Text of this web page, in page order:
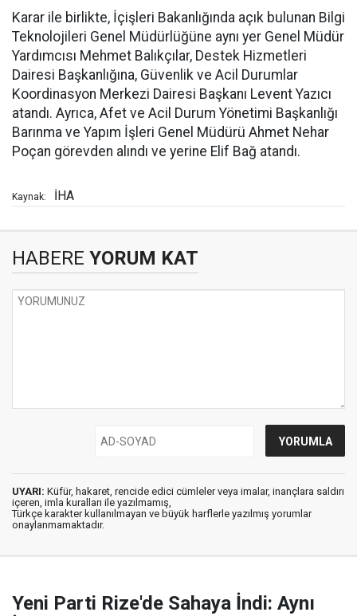
Karar ile birlikte, İçişleri Bakanlığında açık bulunan Bilgi
Teknolojileri Genel Müdürlüğüne aynı yer Genel Müdür
Yardımcısı Mehmet Balıkçılar, Destek Hizmetleri
Dairesi Başkanlığına, Güvenlik ve Acil Durumlar
Koordinasyon Merkezi Dairesi Başkanı Levent Yazıcı
atandı. Ayrıca, Afet ve Acil Durum Yönetimi Başkanlığı
Barınma ve Yapım İşleri Genel Müdürü Ahmet Nehar
Poçan görevden alındı ve yerine Elif Bağ atandı.
Kaynak: İHA
HABERE YORUM KAT
UYARI: Küfür, hakaret, rencide edici cümleler veya imalar, inançlara saldırı
içeren, imla kuralları ile yazılmamış,
Türkçe karakter kullanılmayan ve büyük harflerle yazılmış yorumlar
onaylanmamaktadır.
Yeni Parti Rize'de Sahaya İndi: Aynı